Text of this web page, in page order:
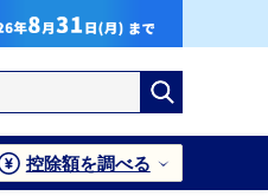
控除額を調べる